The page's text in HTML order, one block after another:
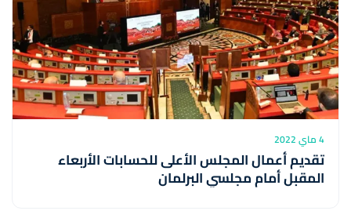
4 ماي 2022
تقديم أعمال المجلس الأعلى للحسابات الأربعاء
المقبل أمام مجلسي البرلمان